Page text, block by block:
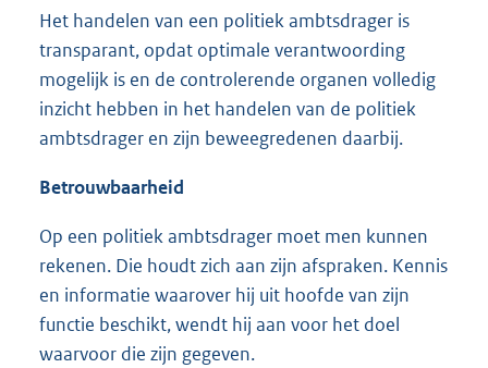
Het handelen van een politiek ambtsdrager is
transparant, opdat optimale verantwoording
mogelijk is en de controlerende organen volledig
inzicht hebben in het handelen van de politiek
ambtsdrager en zijn beweegredenen daarbij.
Betrouwbaarheid
Op een politiek ambtsdrager moet men kunnen
rekenen. Die houdt zich aan zijn afspraken. Kennis
en informatie waarover hij uit hoofde van zijn
functie beschikt, wendt hij aan voor het doel
waarvoor die zijn gegeven.